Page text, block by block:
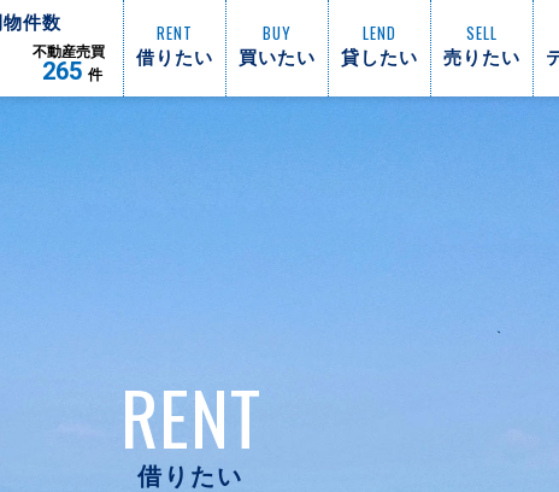
件数
不動産売買
265 件
RENT
借りたい
BUY
買いたい
LEND
貸したい
SELL
売りたい
RENT
借りたい